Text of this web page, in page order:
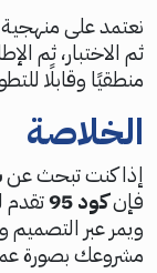
نعتمد على منهجية
ثم الاختبار، ثم
منطقيًا وقابلًا
الخلاصة
إذا كنت تبحث عن
فإنكود 95
تقدم
ويمر عبر التصميم
مشروعك بصورة